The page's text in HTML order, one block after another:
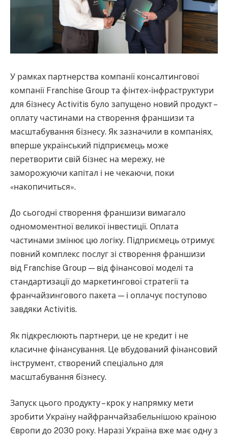
У рамках партнерства компанії консалтингової
компанії Franchise Group та фінтех-інфраструктури
для бізнесу Activitis було запущено новий продукт –
оплату частинами на створення франшизи та
масштабування бізнесу. Як зазначили в компаніях,
вперше український підприємець може
перетворити свій бізнес на мережу, не
заморожуючи капітал і не чекаючи, поки
«накопичиться».
До сьогодні створення франшизи вимагало
одномоментної великої інвестиції. Оплата
частинами змінює цю логіку. Підприємець отримує
повний комплекс послуг зі створення франшизи
від Franchise Group — від фінансової моделі та
стандартизації до маркетингової стратегії та
франчайзингового пакета — і оплачує поступово
завдяки Activitis.
Як підкреслюють партнери, це не кредит і не
класичне фінансування. Це вбудований фінансовий
інструмент, створений спеціально для
масштабування бізнесу.
Запуск цього продукту – крок у напрямку мети
зробити Україну найфранчайзабельнішою країною
Європи до 2030 року. Наразі Україна вже має одну з